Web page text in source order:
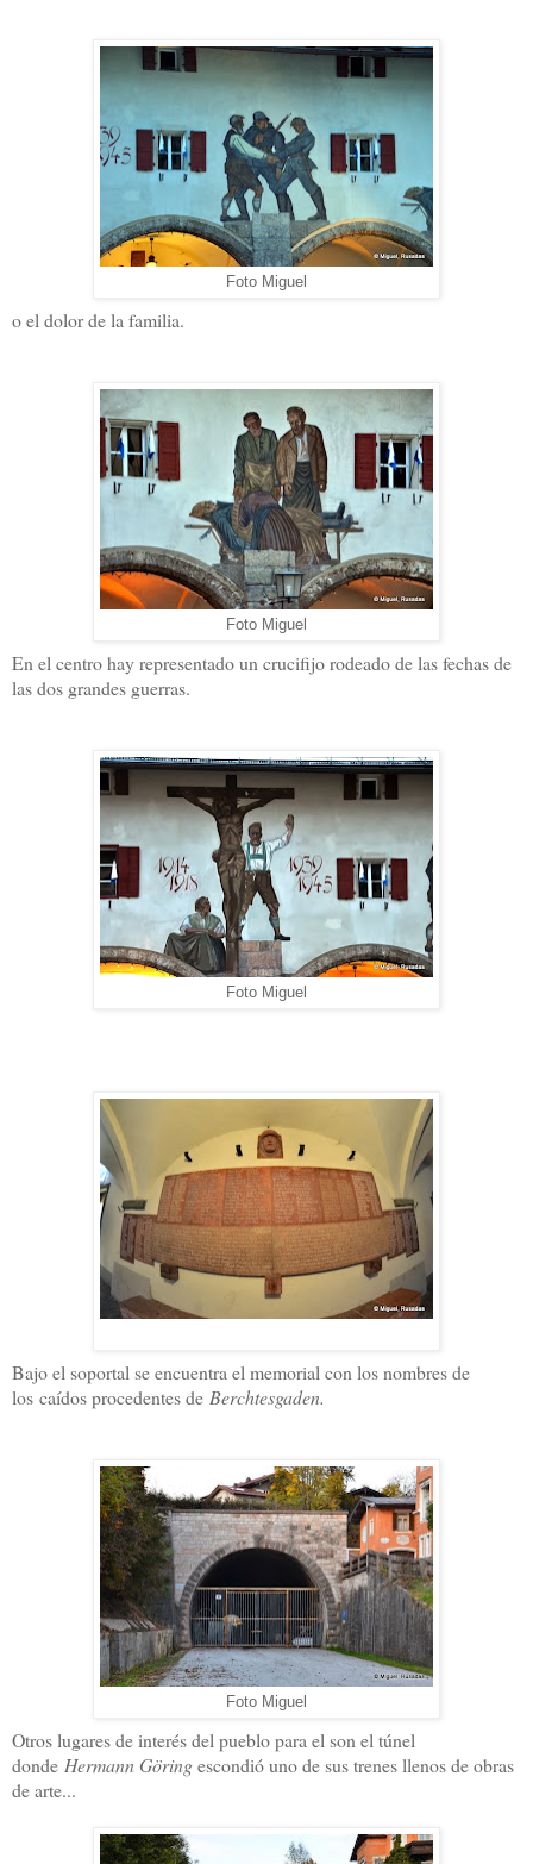
Foto Miguel
o el dolor de la familia.
Foto Miguel
En el centro hay representado un crucifijo rodeado de las fechas de
las dos grandes guerras.
Foto Miguel
Bajo el soportal se encuentra el memorial con los nombres de
los caídos procedentes de Berchtesgaden.
Foto Miguel
Otros lugares de interés del pueblo para el son el túnel
donde Hermann Göringescondió uno de sus trenes llenos de obras
de arte...